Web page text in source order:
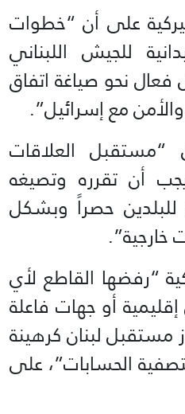
على أن “خطوات
للجيش اللبناني
نحو صياغة اتفاق
مع إسرائيل”.
“مستقبل العلاقات
يجب أن تقرره وتصيغه
للبلدين حصراً وبشكل
خارجية”.
“رفضها القاطع لأي
أو جهات فاعلة
مستقبل لبنان كرهينة
الحسابات”، على